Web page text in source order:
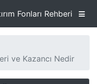
Fonları Rehberi
ve Kazancı Nedir